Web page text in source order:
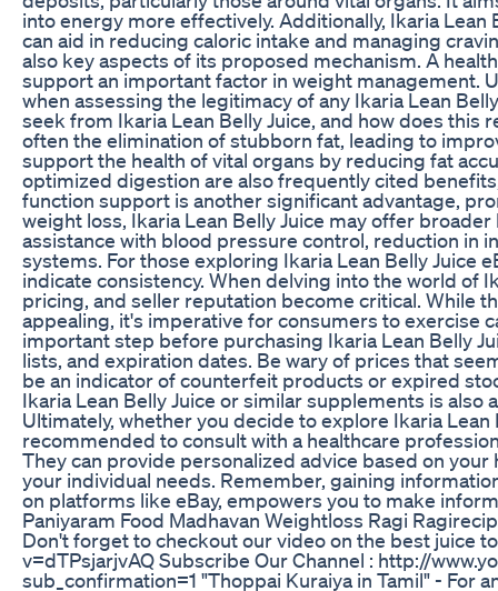
into energy more effectively. Additionally, Ikaria
can aid in reducing caloric intake and managing
also key aspects of its proposed mechanism. A
support an important factor in weight management.
when assessing the legitimacy of any Ikaria Lean
seek from Ikaria Lean Belly Juice, and how does this
often the elimination of stubborn fat, leading to
support the health of vital organs by reducing fat
optimized digestion are also frequently cited
function support is another significant advantage,
weight loss, Ikaria Lean Belly Juice may offer
assistance with blood pressure control, reduction in
systems. For those exploring Ikaria Lean Belly
indicate consistency. When delving into the world of
pricing, and seller reputation become critical. While
appealing, it's imperative for consumers to exercise
important step before purchasing Ikaria Lean Belly
lists, and expiration dates. Be wary of prices that
be an indicator of counterfeit products or expired
Ikaria Lean Belly Juice or similar supplements is
Ultimately, whether you decide to explore Ikaria
recommended to consult with a healthcare
They can provide personalized advice based on
your individual needs. Remember, gaining
on platforms like eBay, empowers you to make
Paniyaram Food Madhavan Weightloss Ragi
Don't forget to checkout our video on the best juice
v=dTPsjarjvAQ Subscribe Our Channel : http://
sub_confirmation=1 "Thoppai Kuraiya in Tamil" - For